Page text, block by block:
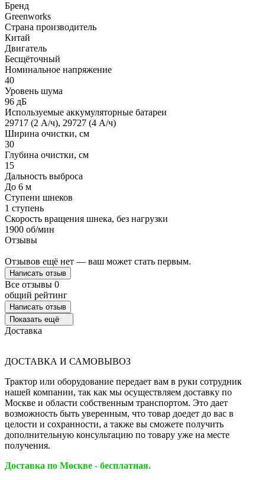
Бренд
Greenworks
Страна производитель
Китай
Двигатель
Бесщёточный
Номинальное напряжение
40
Уровень шума
96 дБ
Используемые аккумуляторные батареи
29717 (2 А/ч), 29727 (4 А/ч)
Ширина очистки, см
30
Глубина очистки, см
15
Дальность выброса
До 6 м
Ступени шнеков
1 ступень
Скорость вращения шнека, без нагрузки
1900 об/мин
Отзывы
Отзывов ещё нет — ваш может стать первым.
Написать отзыв
Все отзывы 0
общий рейтинг
Написать отзыв
Показать ещё
Доставка
ДОСТАВКА И САМОВЫВОЗ
Трактор или оборудование передает вам в руки сотрудник
нашей компании, так как мы осуществляем доставку по
Москве и области собственным транспортом. Это дает
возможность быть уверенным, что товар доедет до вас в
целости и сохранности, а также вы сможете получить
дополнительную консультацию по товару уже на месте
получения.
Доставка по Москве - бесплатная.